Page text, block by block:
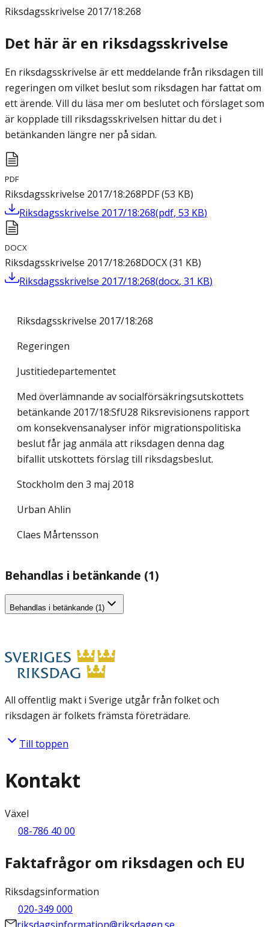
Riksdagsskrivelse 2017/18:268
Det här är en riksdagsskrivelse
En riksdagsskrivelse är ett meddelande från riksdagen till
regeringen om vilket beslut som riksdagen har fattat om
ett ärende. Vill du läsa mer om beslutet och förslaget som
är kopplade till riksdagsskrivelsen hittar du det i
betänkanden längre ner på sidan.
PDF
Riksdagsskrivelse 2017/18:268PDF(53 KB)
Riksdagsskrivelse 2017/18:268(pdf, 53 KB)
DOCX
Riksdagsskrivelse 2017/18:268DOCX(31 KB)
Riksdagsskrivelse 2017/18:268(docx, 31 KB)
Riksdagsskrivelse 2017/18:268
Regeringen
Justitiedepartementet
Med överlämnande av socialförsäkringsutskottets
betänkande 2017/18:SfU28 Riksrevisionens rapport
om konsekvensanalyser inför migrationspolitiska
beslut får jag anmäla att riksdagen denna dag
bifallit utskottets förslag till riksdagsbeslut.
Stockholm den 3 maj 2018
Urban Ahlin
Claes Mårtensson
Behandlas i betänkande (1)
Behandlas i betänkande (1)
All offentlig makt i Sverige utgår från folket och
riksdagen är folkets främsta företrädare.
Till toppen
Kontakt
Växel
08-786 40 00
Faktafrågor om riksdagen och EU
Riksdagsinformation
020-349 000